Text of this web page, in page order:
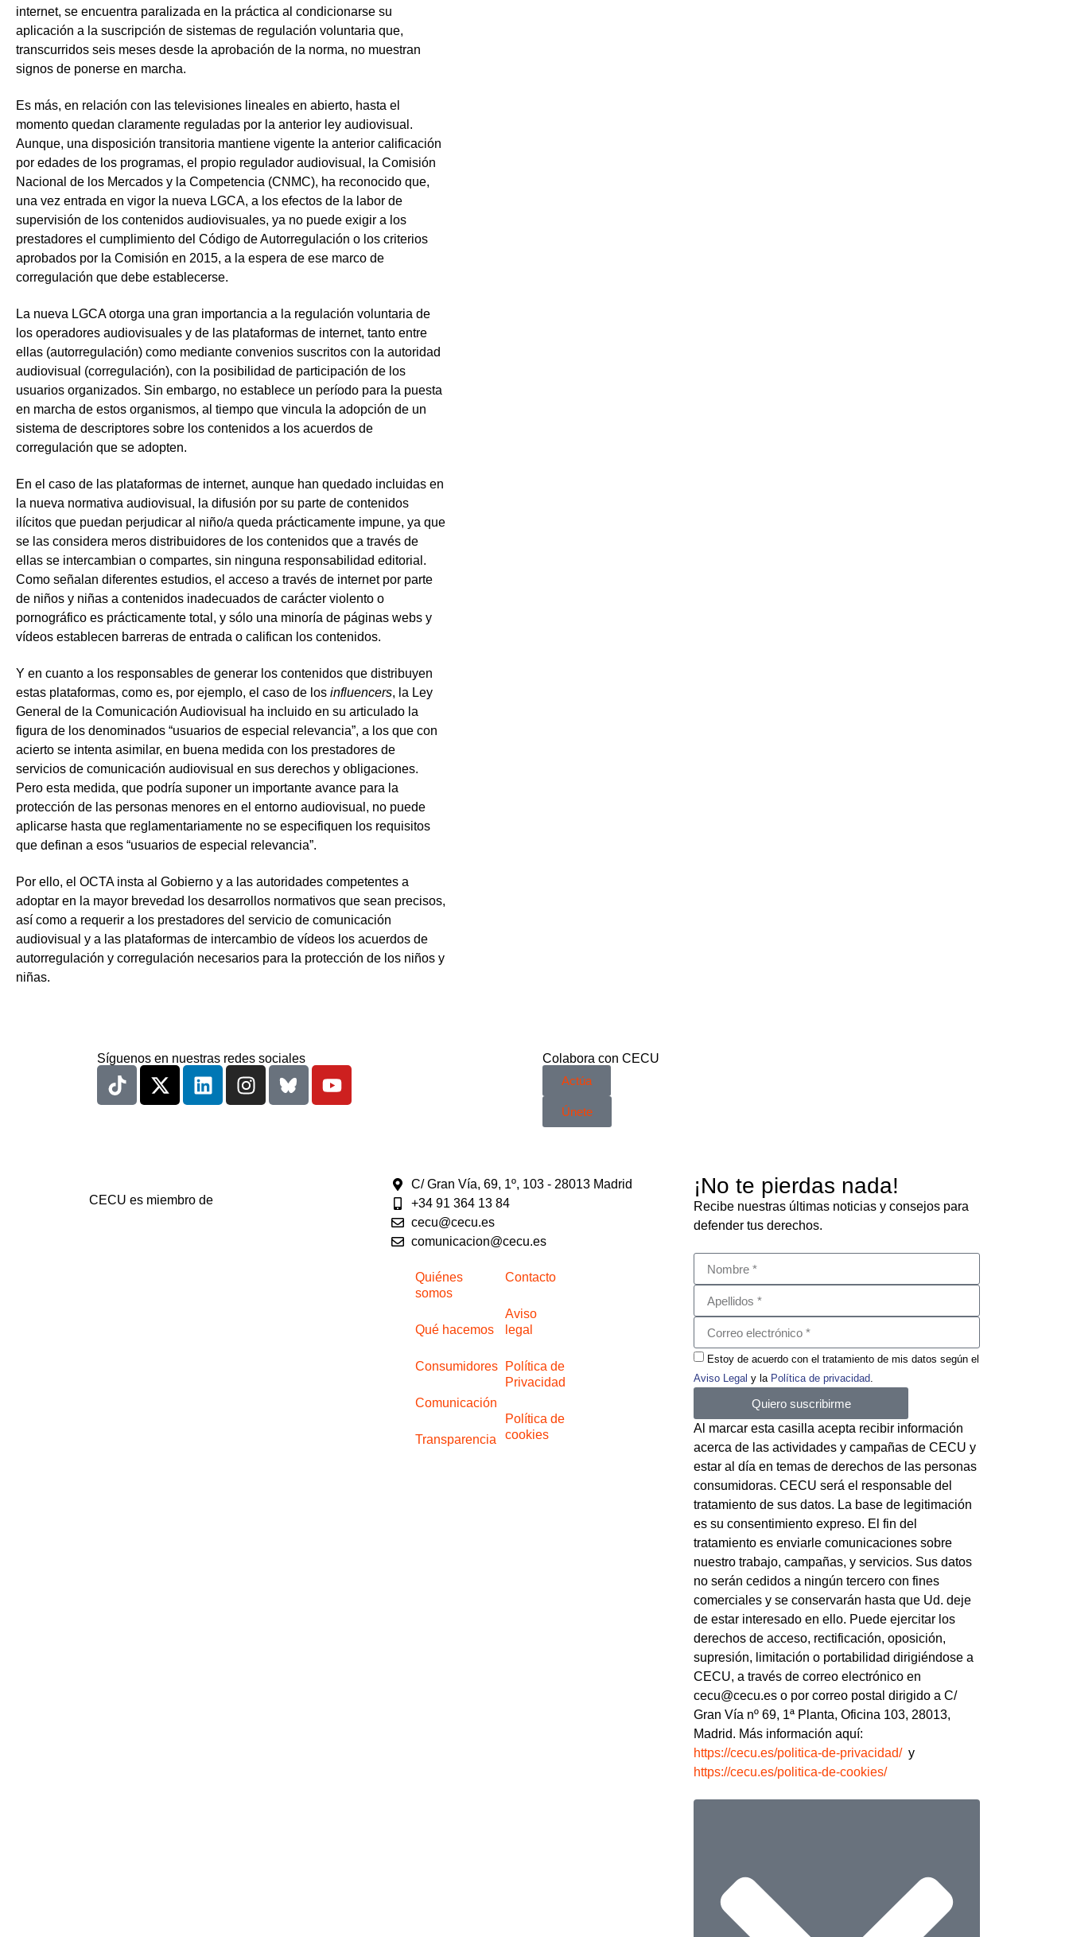
internet, se encuentra paralizada en la práctica al condicionarse su
aplicación a la suscripción de sistemas de regulación voluntaria que,
transcurridos seis meses desde la aprobación de la norma, no muestran
signos de ponerse en marcha.
Es más, en relación con las televisiones lineales en abierto, hasta el
momento quedan claramente reguladas por la anterior ley audiovisual.
Aunque, una disposición transitoria mantiene vigente la anterior calificación
por edades de los programas, el propio regulador audiovisual, la Comisión
Nacional de los Mercados y la Competencia (CNMC), ha reconocido que,
una vez entrada en vigor la nueva LGCA, a los efectos de la labor de
supervisión de los contenidos audiovisuales, ya no puede exigir a los
prestadores el cumplimiento del Código de Autorregulación o los criterios
aprobados por la Comisión en 2015, a la espera de ese marco de
corregulación que debe establecerse.
La nueva LGCA otorga una gran importancia a la regulación voluntaria de
los operadores audiovisuales y de las plataformas de internet, tanto entre
ellas (autorregulación) como mediante convenios suscritos con la autoridad
audiovisual (corregulación), con la posibilidad de participación de los
usuarios organizados. Sin embargo, no establece un período para la puesta
en marcha de estos organismos, al tiempo que vincula la adopción de un
sistema de descriptores sobre los contenidos a los acuerdos de
corregulación que se adopten.
En el caso de las plataformas de internet, aunque han quedado incluidas en
la nueva normativa audiovisual, la difusión por su parte de contenidos
ilícitos que puedan perjudicar al niño/a queda prácticamente impune, ya que
se las considera meros distribuidores de los contenidos que a través de
ellas se intercambian o compartes, sin ninguna responsabilidad editorial.
Como señalan diferentes estudios, el acceso a través de internet por parte
de niños y niñas a contenidos inadecuados de carácter violento o
pornográfico es prácticamente total, y sólo una minoría de páginas webs y
vídeos establecen barreras de entrada o califican los contenidos.
Y en cuanto a los responsables de generar los contenidos que distribuyen
estas plataformas, como es, por ejemplo, el caso de los influencers, la Ley
General de la Comunicación Audiovisual ha incluido en su articulado la
figura de los denominados “usuarios de especial relevancia”, a los que con
acierto se intenta asimilar, en buena medida con los prestadores de
servicios de comunicación audiovisual en sus derechos y obligaciones.
Pero esta medida, que podría suponer un importante avance para la
protección de las personas menores en el entorno audiovisual, no puede
aplicarse hasta que reglamentariamente no se especifiquen los requisitos
que definan a esos “usuarios de especial relevancia”.
Por ello, el OCTA insta al Gobierno y a las autoridades competentes a
adoptar en la mayor brevedad los desarrollos normativos que sean precisos,
así como a requerir a los prestadores del servicio de comunicación
audiovisual y a las plataformas de intercambio de vídeos los acuerdos de
autorregulación y corregulación necesarios para la protección de los niños y
niñas.
Síguenos en nuestras redes sociales
Colabora con CECU
Actúa
Únete
CECU es miembro de
C/ Gran Vía, 69, 1º, 103 - 28013 Madrid
+34 91 364 13 84
cecu@cecu.es
comunicacion@cecu.es
Quiénes
somos
Qué hacemos
Consumidores
Comunicación
Transparencia
Contacto
Aviso
legal
Política de
Privacidad
Política de
cookies
¡No te pierdas nada!
Recibe nuestras últimas noticias y consejos para
defender tus derechos.
Estoy de acuerdo con el tratamiento de mis datos según el
Aviso Legal y la Política de privacidad
Quiero suscribirme
Al marcar esta casilla acepta recibir información
acerca de las actividades y campañas de CECU y
estar al día en temas de derechos de las personas
consumidoras. CECU será el responsable del
tratamiento de sus datos. La base de legitimación
es su consentimiento expreso. El fin del
tratamiento es enviarle comunicaciones sobre
nuestro trabajo, campañas, y servicios. Sus datos
no serán cedidos a ningún tercero con fines
comerciales y se conservarán hasta que Ud. deje
de estar interesado en ello. Puede ejercitar los
derechos de acceso, rectificación, oposición,
supresión, limitación o portabilidad dirigiéndose a
CECU, a través de correo electrónico en
cecu@cecu.es o por correo postal dirigido a C/
Gran Vía nº 69, 1ª Planta, Oficina 103, 28013,
Madrid. Más información aquí:
https://cecu.es/politica-de-privacidad/y
https://cecu.es/politica-de-cookies/